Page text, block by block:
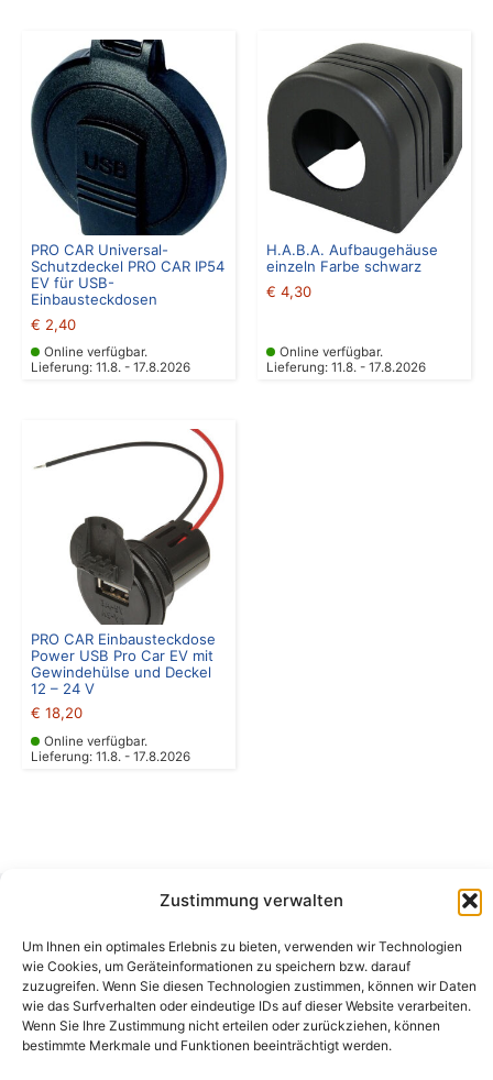
Zustimmung verwalten
Um Ihnen ein optimales Erlebnis zu bieten, verwenden wir Technologien
wie Cookies, um Geräteinformationen zu speichern bzw. darauf
zuzugreifen. Wenn Sie diesen Technologien zustimmen, können wir Daten
wie das Surfverhalten oder eindeutige IDs auf dieser Website verarbeiten.
Wenn Sie Ihre Zustimmung nicht erteilen oder zurückziehen, können
bestimmte Merkmale und Funktionen beeinträchtigt werden.
PRO CAR Universal-
Schutzdeckel PRO CAR IP54
EV für USB-
Einbausteckdosen
€ 2,40
Online verfügbar.
Lieferung: 11.8. - 17.8.2026
H.A.B.A. Aufbaugehäuse
einzeln Farbe schwarz
€ 4,30
Online verfügbar.
Lieferung: 11.8. - 17.8.2026
PRO CAR Einbausteckdose
Power USB Pro Car EV mit
Gewindehülse und Deckel
12 – 24 V
€ 18,20
Online verfügbar.
Lieferung: 11.8. - 17.8.2026
Peter-Leardi-Weg 4, 8054 Graz
Steiermark / Österreich​
+43 316 225711​ • info@campingbergler.at​
Impressum
AGB